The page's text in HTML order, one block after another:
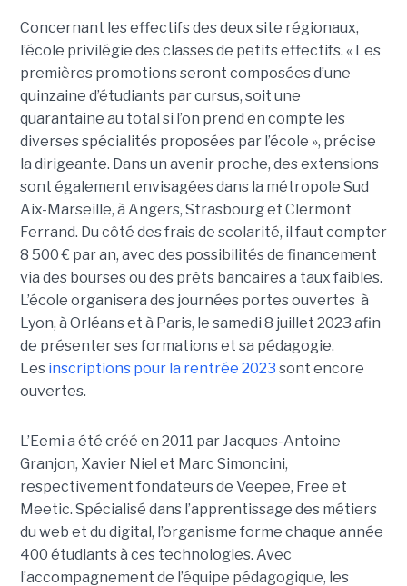
Concernant les effectifs des deux site régionaux,
l’école privilégie des classes de petits effectifs. « Les
premières promotions seront composées d’une
quinzaine d’étudiants par cursus, soit une
quarantaine au total si l’on prend en compte les
diverses spécialités proposées par l’école », précise
la dirigeante. Dans un avenir proche, des extensions
sont également envisagées dans la métropole Sud
Aix-Marseille, à Angers, Strasbourg et Clermont
Ferrand. Du côté des frais de scolarité, il faut compter
8 500 € par an, avec des possibilités de financement
via des bourses ou des prêts bancaires a taux faibles.
L’école organisera des journées portes ouvertes à
Lyon, à Orléans et à Paris, le samedi 8 juillet 2023 afin
de présenter ses formations et sa pédagogie.
Les inscriptions pour la rentrée 2023 sont encore
ouvertes.
L’Eemi a été créé en 2011 par Jacques-Antoine
Granjon, Xavier Niel et Marc Simoncini,
respectivement fondateurs de Veepee, Free et
Meetic. Spécialisé dans l’apprentissage des métiers
du web et du digital, l’organisme forme chaque année
400 étudiants à ces technologies. Avec
l’accompagnement de l’équipe pédagogique, les